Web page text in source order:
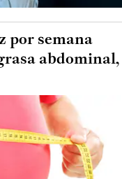
por semana
abdominal,